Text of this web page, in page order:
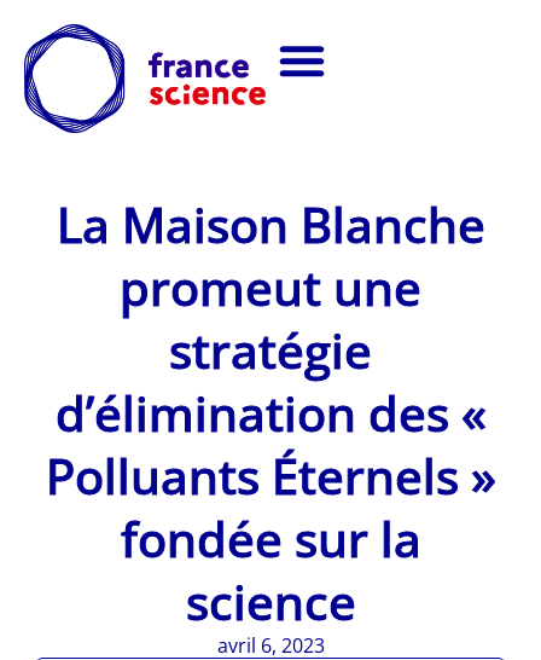
La Maison Blanche
promeut une
stratégie
d’élimination des «
Polluants Éternels »
fondée sur la
science
avril 6, 2023